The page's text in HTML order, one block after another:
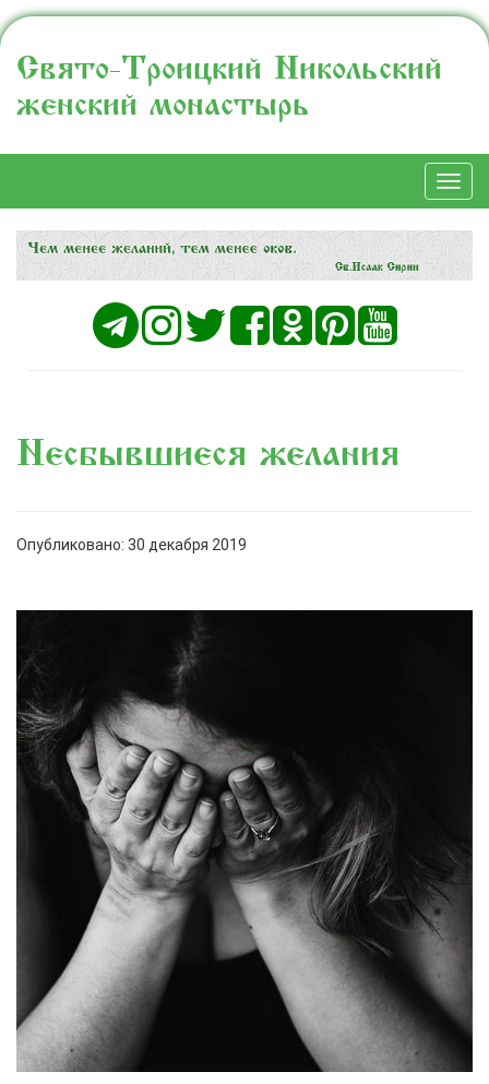
Свято-Троицкий Никольский
женский монастырь
Несбывшиеся желания
Опубликовано: 30 декабря 2019